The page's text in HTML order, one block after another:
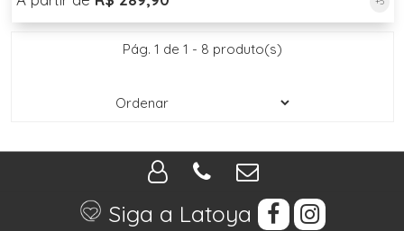
Pág. 1 de 1 - 8 produto(s)
Siga a Latoya